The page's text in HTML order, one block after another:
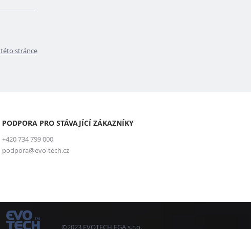
PODPORA PRO STÁVAJÍCÍ ZÁKAZNÍKY
+420 734 799 000
podpora@evo-tech.cz
této stránce
©2023 EVOTECH FGA s.r.o.